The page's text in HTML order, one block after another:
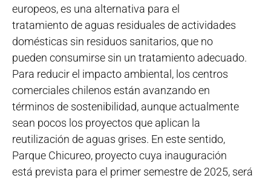
europeos, es una alternativa para el
tratamiento de aguas residuales de actividades
domésticas sin residuos sanitarios, que no
pueden consumirse sin un tratamiento adecuado.
Para reducir el impacto ambiental, los centros
comerciales chilenos están avanzando en
términos de sostenibilidad, aunque actualmente
sean pocos los proyectos que aplican la
reutilización de aguas grises. En este sentido,
Parque Chicureo, proyecto cuya inauguración
está prevista para el primer semestre de 2025, será